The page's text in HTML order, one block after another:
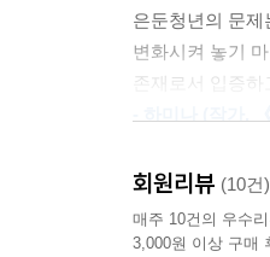
나 다름없는 접
을 그대로 직시
역량을 발휘해
청년의 은둔은
돋친 말을 하게
하지 못할수록
연결되지 않아도
재수를 준비하
자연스러운 과정
은둔청년의 문
변화시켜 놓기
존재로서 입증하
회원리뷰 (10건)
매주 10건의 우수
3,000원 이상 구매